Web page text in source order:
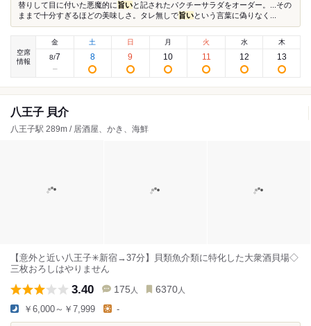
替りして目に付いた悪魔的に旨いと記されたパクチーサラダをオーダー。...その
ままで十分すぎるほどの美味しさ。タレ無しで旨いという言葉に偽りなく...
空席
情報
金
8/7
土
8
日
9
月
10
火
11
水
12
木
13
八王子 貝介
八王子駅 289m / 居酒屋、かき、海鮮
【意外と近い八王子✳︎新宿→37分】貝類魚介類に特化した大衆酒貝場◇
三枚おろしはやりません
3.40 175 人 6370 人
￥6,000～￥7,999 -